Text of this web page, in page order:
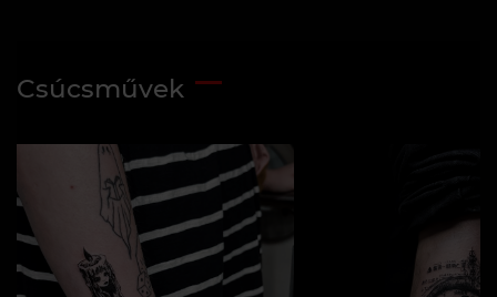
Csúcsművek